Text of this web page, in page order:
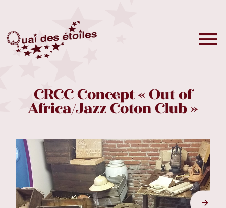
CRCC Concept « Out of
Africa/Jazz Coton Club »